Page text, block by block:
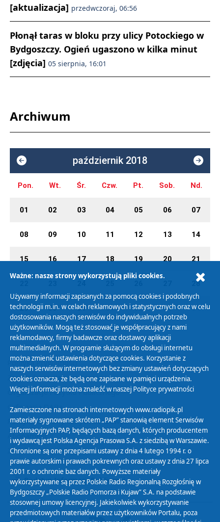
[aktualizacja] przedwczoraj, 06:56
Płonął taras w bloku przy ulicy Potockiego w
Bydgoszczy. Ogień ugaszono w kilka minut
[zdjęcia] 05 sierpnia, 16:01
Archiwum
październik 2018
Pon. Wt. Śr. Czw. Pt. Sob. Nd.
01 02 03 04 05 06 07
08 09 10 11 12 13 14
15 16 17 18 19 20 21
28
29 30 31 01 02 03 04
Polityka Prywatności
Zasady korzystania z Serwisu
Organizacje Pożytku Publicznego
Cyfryzacja DAB+
Polityka ochrony danych osobowych
Abonament
Zamówienia publiczne
Biuletyn Informacji Publicznej
Ważne: nasze strony wykorzystują pliki cookies.
Używamy informacji zapisanych za pomocą cookies i podobnych
technologii m.in. w celach reklamowych i statystycznych oraz w celu
dostosowania naszych serwisów do indywidualnych potrzeb
użytkowników. Mogą też stosować je współpracujący z nami
reklamodawcy, firmy badawcze oraz dostawcy aplikacji
multimedialnych. W programie służącym do obsługi internetu
można zmienić ustawienia dotyczące cookies. Korzystanie z
naszych serwisów internetowych bez zmiany ustawień dotyczących
cookies oznacza, że będą one zapisane w pamięci urządzenia.
Więcej informacji można znaleźć w naszej Polityce prywatności
Zamieszczone na stronach internetowych www.radiopik.pl
materiały sygnowane skrótem „PAP” stanowią element Serwisów
Informacyjnych PAP, będących bazą danych, których producentem
i wydawcą jest Polska Agencja Prasowa S.A. z siedzibą w Warszawie.
Chronione są one przepisami ustawy z dnia 4 lutego 1994 r. o
prawie autorskim i prawach pokrewnych oraz ustawy z dnia 27 lipca
2001 r. o ochronie baz danych. Powyższe materiały
wykorzystywane są przez Polskie Radio Regionalną Rozgłośnię w
Bydgoszczy „Polskie Radio Pomorza i Kujaw” S.A. na podstawie
stosownej umowy licencyjnej. Jakiekolwiek wykorzystywanie
przedmiotowych materiałów przez użytkowników Portalu, poza